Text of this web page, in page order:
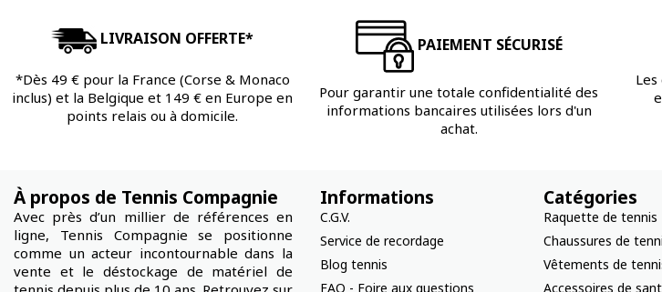
LIVRAISON OFFERTE*
*Dès 49 € pour la France (Corse & Monaco
inclus) et la Belgique et 149 € en Europe en
points relais ou à domicile.
PAIEMENT SÉCURISÉ
Pour garantir une totale confidentialité des
informations bancaires utilisées lors d'un
achat.
À propos de Tennis Compagnie
Avec près d’un millier de références en
ligne, Tennis Compagnie se positionne
comme un acteur incontournable dans la
vente et le déstockage de matériel de
Informations
C.G.V.
Service de recordage
Blog tennis
FAQ - Foire aux questions
Catégories
Raquette de tennis
Chaussures de
Vêtements de
Accessoires de